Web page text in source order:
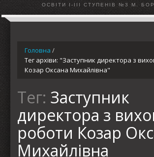
ОСВІТИ І-ІІІ СТУПЕНІВ №3 М.
Головна /
Тег архіви: "Заступник директора з
Козар Оксана Михайлівна"
Тег: Заступник
директора з
роботи Козар
Михайлівна